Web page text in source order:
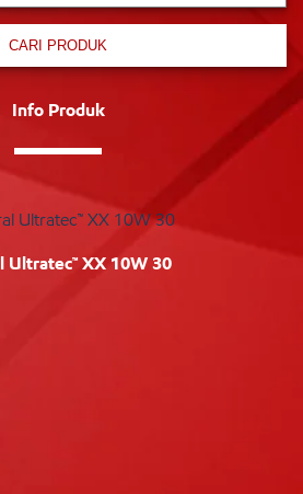
CARI PRODUK
Info Produk
Ultratec™ XX 10W 30